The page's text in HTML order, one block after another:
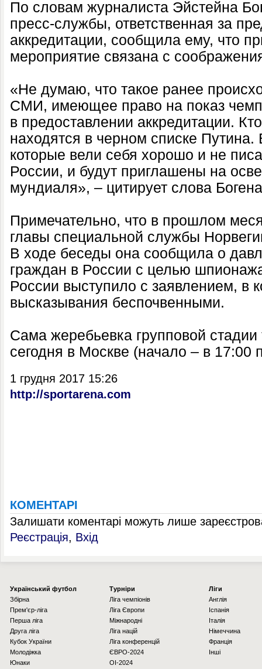
По словам журналиста Эйстейна
пресс-службы, ответственная за
аккредитации, сообщила ему, что
мероприятие связана с
«Не думаю, что такое ранее
СМИ, имеющее право на показ
в предоставлении аккредитации.
находятся в черном списке
которые вели себя хорошо и не
России, и будут приглашены на
мундиаля», – цитирует слова
Примечательно, что в прошлом
главы специальной службы
В ходе беседы она сообщила о
граждан в России с целью
России выступило с заявлением, в
высказывания беспочвенными.
Сама жеребьевка групповой стадии
сегодня в Москве (начало – в 17:00
1 грудня 2017 15:26
http://sportarena.com
КОМЕНТАРІ
Залишати коментарі можуть лише
Реєстрація, Вхід
Українcький футбол
Збірна
Прем'єр-ліга
Перша ліга
Друга ліга
Кубок України
Молодіжка
Юнаки
Турніри
Ліга чемпіонів
Ліга Європи
Міжнародні
Ліга націй
Ліга конференцій
ЄВРО-2024
OI-2024
Ліги
Англія
Іспанія
Італія
Німеччина
Франція
Інші